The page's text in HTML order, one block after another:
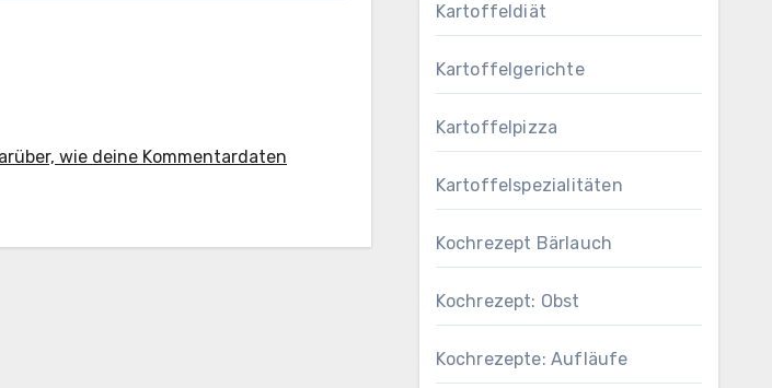
wie deine Kommentardaten
Kartoffeldiät
Kartoffelgerichte
Kartoffelpizza
Kartoffelspezialitäten
Kochrezept Bärlauch
Kochrezept: Obst
Kochrezepte: Aufläufe